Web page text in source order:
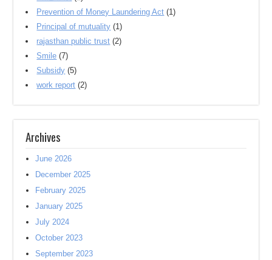
Prevention of Money Laundering Act (1)
Principal of mutuality (1)
rajasthan public trust (2)
Smile (7)
Subsidy (5)
work report (2)
Archives
June 2026
December 2025
February 2025
January 2025
July 2024
October 2023
September 2023